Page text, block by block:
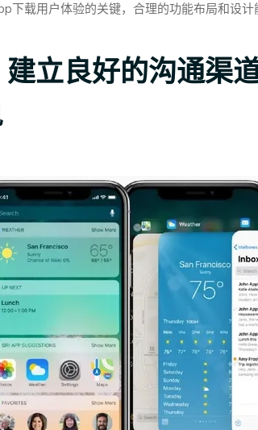
下载用户体验的关键，合理的功能布局和设
立良好的沟通渠